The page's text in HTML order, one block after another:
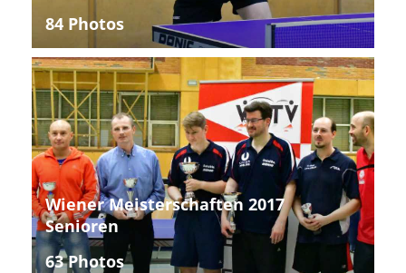
84 Photos
Wiener Meisterschaften 2017
Senioren
63 Photos